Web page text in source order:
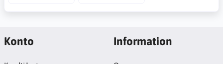
Konto Information